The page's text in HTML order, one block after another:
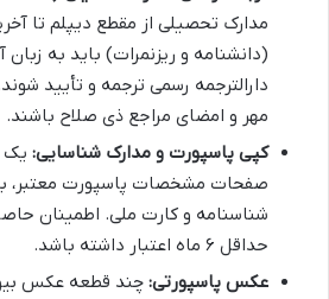
مدارک تحصیلی از مقطع دیپلم تا
(دانشنامه و ریزنمرات) باید به زبان
دارالترجمه رسمی ترجمه و تأیید
مهر و امضای مراجع ذی صلاح باشند.
کپی پاسپورت و مدارک شناسایی: یک
صفحات مشخصات پاسپورت معتبر،
شناسنامه و کارت ملی. اطمینان
حداقل ۶ ماه اعتبار داشته باشد.
عکس پاسپورتی: چند قطعه عکس